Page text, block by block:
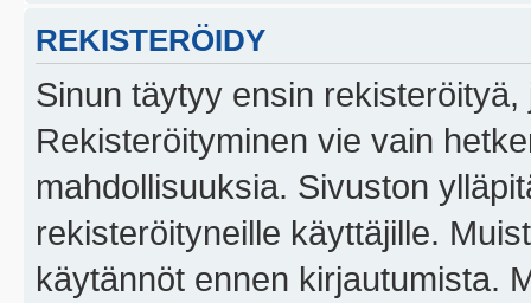
REKISTERÖIDY
Sinun täytyy ensin
Rekisteröityminen vie vain
mahdollisuuksia. Sivuston
rekisteröityneille käyttäjille.
käytännöt ennen kirjautumista.